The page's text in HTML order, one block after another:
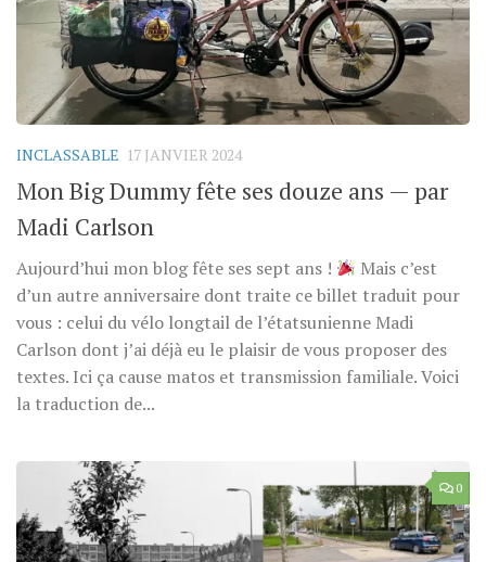
INCLASSABLE 17 JANVIER 2024
Mon Big Dummy fête ses douze ans — par
Madi Carlson
Aujourd’hui mon blog fête ses sept ans !
Mais c’est
d’un autre anniversaire dont traite ce billet traduit pour
vous : celui du vélo longtail de l’étatsunienne Madi
Carlson dont j’ai déjà eu le plaisir de vous proposer des
textes. Ici ça cause matos et transmission familiale. Voici
la traduction de...
0